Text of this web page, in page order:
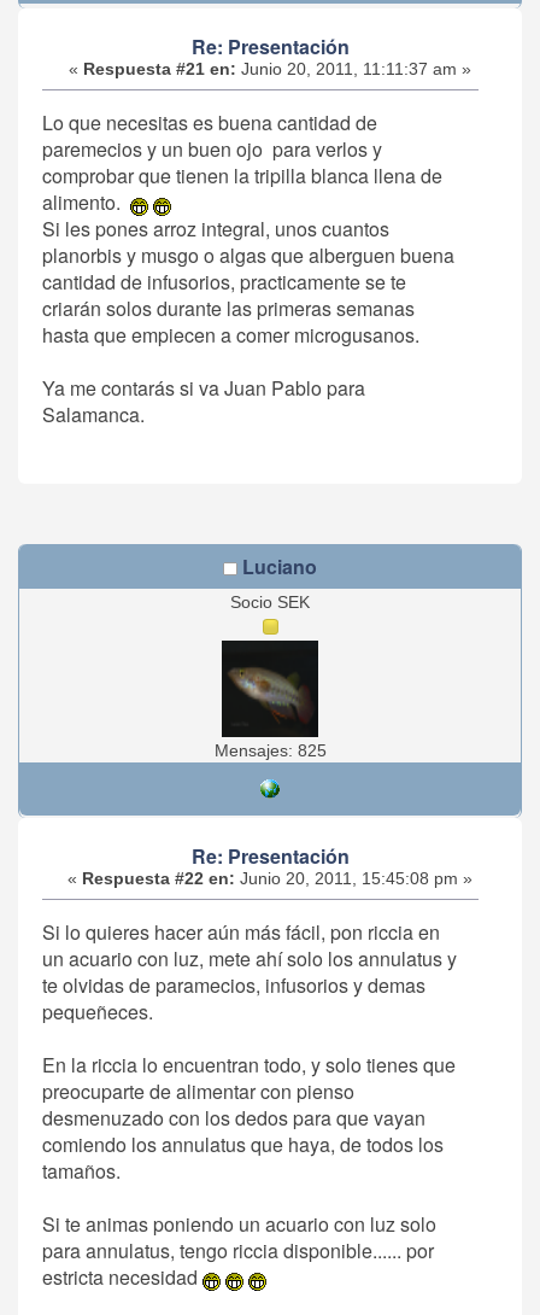
Re: Presentación
« Respuesta #21 en: Junio 20, 2011, 11:11:37 am »
Lo que necesitas es buena cantidad de
paremecios y un buen ojo para verlos y
comprobar que tienen la tripilla blanca llena de
alimento.
Si les pones arroz integral, unos cuantos
planorbis y musgo o algas que alberguen buena
cantidad de infusorios, practicamente se te
criarán solos durante las primeras semanas
hasta que empiecen a comer microgusanos.
Ya me contarás si va Juan Pablo para
Salamanca.
Luciano
Socio SEK
Mensajes: 825
Re: Presentación
« Respuesta #22 en: Junio 20, 2011, 15:45:08 pm »
Si lo quieres hacer aún más fácil, pon riccia en
un acuario con luz, mete ahí solo los annulatus y
te olvidas de paramecios, infusorios y demas
pequeñeces.
En la riccia lo encuentran todo, y solo tienes que
preocuparte de alimentar con pienso
desmenuzado con los dedos para que vayan
comiendo los annulatus que haya, de todos los
tamaños.
Si te animas poniendo un acuario con luz solo
para annulatus, tengo riccia disponible...... por
estricta necesidad